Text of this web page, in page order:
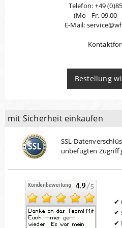
Telefon: +49
(Mo - Fr. 09.00
E-Mail:
Bestellung
mit Sicherheit einkaufen
SSL-
unbefugten Zugriff